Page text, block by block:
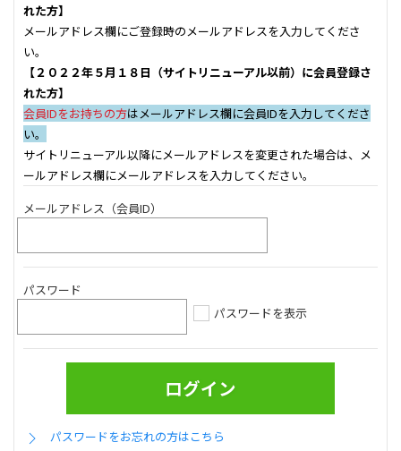
れた方】
メールアドレス欄にご登録時のメールアドレスを入力してくださ
い。
【２０２２年５月１８日（サイトリニューアル以前）に会員登録さ
れた方】
会員IDをお持ちの方はメールアドレス欄に会員IDを入力してくださ
い。
サイトリニューアル以降にメールアドレスを変更された場合は、メ
ールアドレス欄にメールアドレスを入力してください。
メールアドレス（会員ID）
パスワード
パスワードを表示
パスワードをお忘れの方はこちら